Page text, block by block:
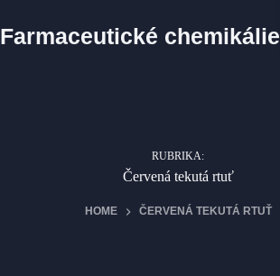
content
Farmaceutické chemikálie
RUBRIKA:
Červená tekutá rtuť
HOME ČERVENÁ TEKUTÁ RTUŤ